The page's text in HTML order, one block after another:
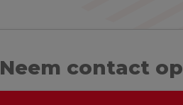
Neem contact op